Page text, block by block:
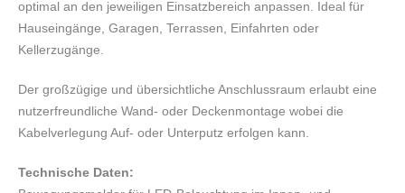
optimal an den jeweiligen Einsatzbereich anpassen. Ideal für
Hauseingänge, Garagen, Terrassen, Einfahrten oder
Kellerzugänge.
Der großzügige und übersichtliche Anschlussraum erlaubt eine
nutzerfreundliche Wand- oder Deckenmontage wobei die
Kabelverlegung Auf- oder Unterputz erfolgen kann.
Technische Daten: